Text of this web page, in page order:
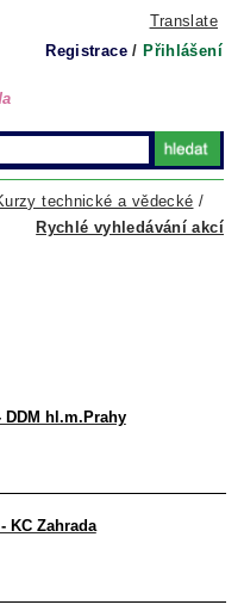
Translate
Registrace / Přihlášení
Rychlé vyhledávání akcí
technické a vědecké /
hl.m.Prahy
KC Zahrada